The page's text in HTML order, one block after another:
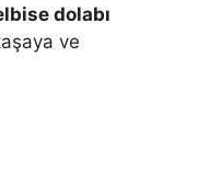
dolabı
ve